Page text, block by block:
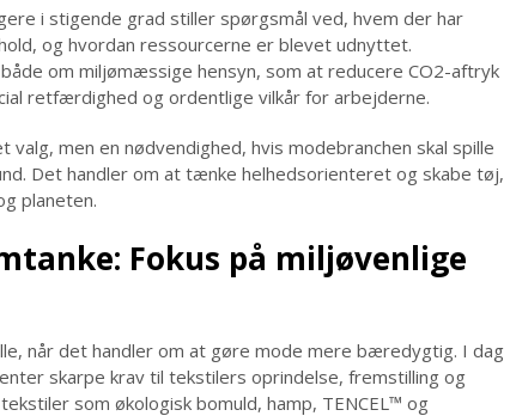
i stigende grad stiller spørgsmål ved, hvem der har
og hvordan ressourcerne er blevet udnyttet.
om miljømæssige hensyn, som at reducere CO2-aftryk
retfærdighed og ordentlige vilkår for arbejderne.
men en nødvendighed, hvis modebranchen skal spille
Det handler om at tænke helhedsorienteret og skabe tøj,
planeten.
Fokus på miljøvenlige
når det handler om at gøre mode mere bæredygtig. I dag
skarpe krav til tekstilers oprindelse, fremstilling og
som økologisk bomuld, hamp, TENCEL™ og